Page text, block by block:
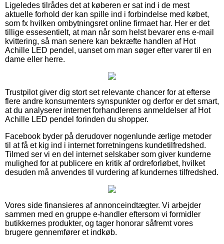
Ligeledes tilrådes det at køberen er sat ind i de mest
aktuelle forhold der kan spille ind i forbindelse med købet,
som fx hvilken ombytningsret online firmaet har. Her er det
tillige essesentielt, at man når som helst bevarer ens e-mail
kvittering, så man senere kan bekræfte handlen af Hot
Achille LED pendel, uanset om man søger efter varer til en
dame eller herre.
Trustpilot giver dig stort set relevante chancer for at efterse
flere andre konsumenters synspunkter og derfor er det smart,
at du analyserer internet forhandlerens anmeldelser af Hot
Achille LED pendel forinden du shopper.
Facebook byder på derudover nogenlunde ærlige metoder
til at få et kig ind i internet forretningens kundetilfredshed.
Tilmed ser vi en del internet selskaber som giver kunderne
mulighed for at publicere en kritik af ordreforløbet, hvilket
desuden må anvendes til vurdering af kundernes tilfredshed.
Vores side finansieres af annonceindtægter. Vi arbejder
sammen med en gruppe e-handler eftersom vi formidler
butikkernes produkter, og tager honorar såfremt vores
brugere gennemfører et indkøb.